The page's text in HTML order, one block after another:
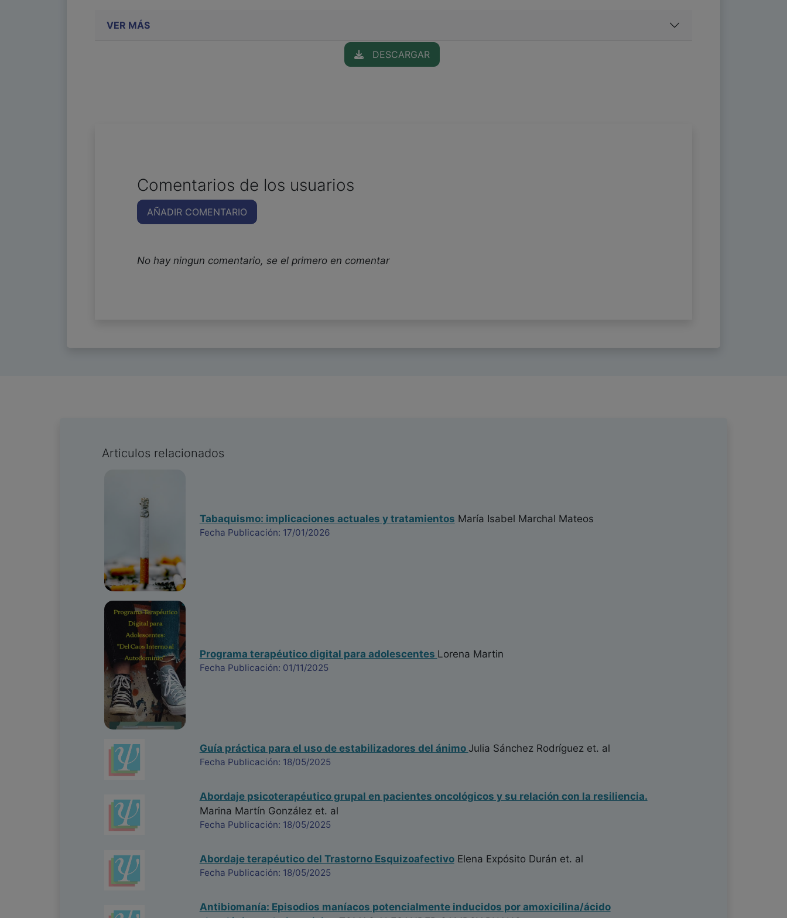
VER MÁS
DESCARGAR
Comentarios de los usuarios
AÑADIR COMENTARIO
No hay ningun comentario, se el primero en comentar
Articulos relacionados
Tabaquismo: implicaciones actuales y tratamientos María Isabel Marchal Mateos
Fecha Publicación: 17/01/2026
Programa terapéutico digital para adolescentes Lorena Martin
Fecha Publicación: 01/11/2025
Guía práctica para el uso de estabilizadores del ánimo Julia Sánchez Rodríguez et. al
Fecha Publicación: 18/05/2025
Abordaje psicoterapéutico grupal en pacientes oncológicos y su relación con la resiliencia.
Marina Martín González et. al
Fecha Publicación: 18/05/2025
Abordaje terapéutico del Trastorno EsquizoafectivoElena Expósito Durán et. al
Fecha Publicación: 18/05/2025
Antibiomanía: Episodios maníacos potencialmente inducidos por amoxicilina/ácido